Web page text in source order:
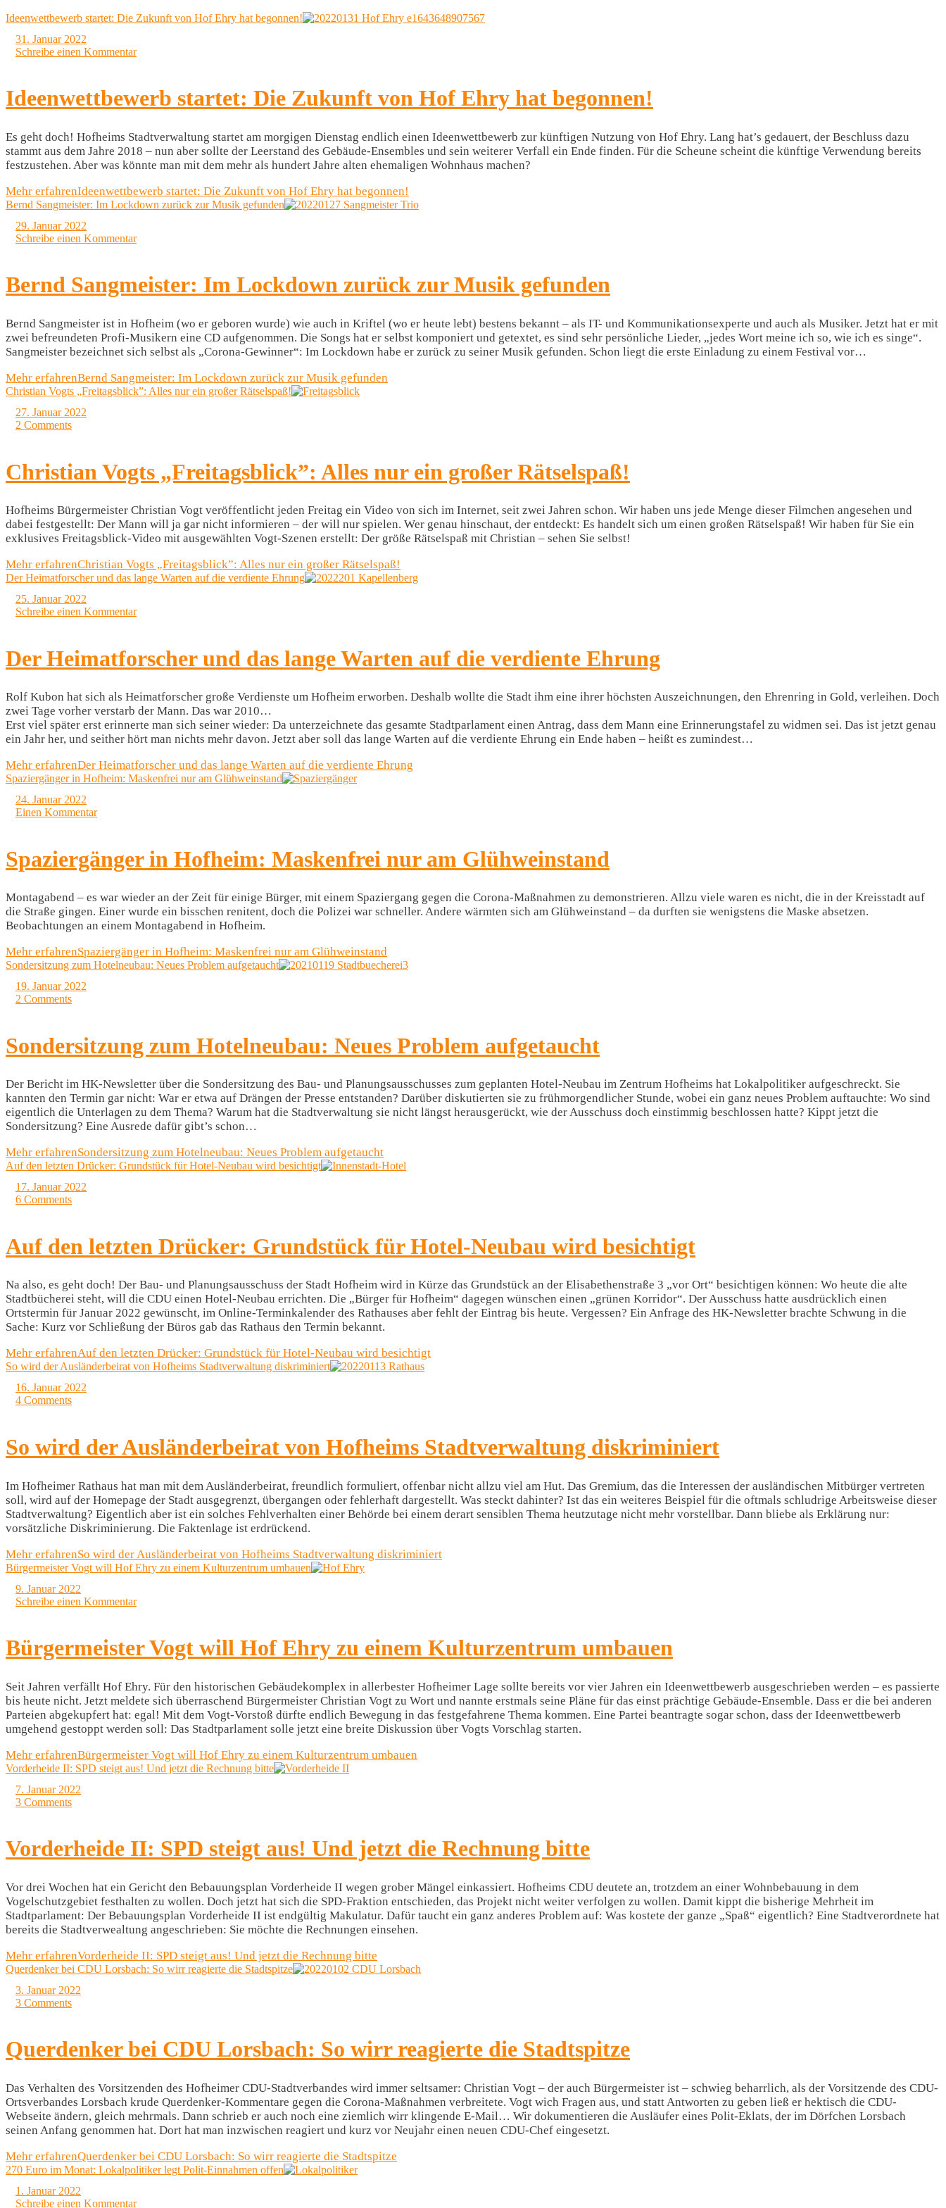
Ideenwettbewerb startet: Die Zukunft von Hof Ehry hat begonnen!
31. Januar 2022
Schreibe einen Kommentar
Ideenwettbewerb startet: Die Zukunft von Hof Ehry hat begonnen!
Es geht doch! Hofheims Stadtverwaltung startet am morgigen Dienstag endlich einen Ideenwettbewerb zur künftigen Nutzung von Hof Ehry. Lang hat’s gedauert, der Beschluss dazu
stammt aus dem Jahre 2018 – nun aber sollte der Leerstand des Gebäude-Ensembles und sein weiterer Verfall ein Ende finden. Für die Scheune scheint die künftige Verwendung bereits
festzustehen. Aber was könnte man mit dem mehr als hundert Jahre alten ehemaligen Wohnhaus machen?
Mehr erfahrenIdeenwettbewerb startet: Die Zukunft von Hof Ehry hat begonnen!
Bernd Sangmeister: Im Lockdown zurück zur Musik gefunden
29. Januar 2022
Schreibe einen Kommentar
Bernd Sangmeister: Im Lockdown zurück zur Musik gefunden
Bernd Sangmeister ist in Hofheim (wo er geboren wurde) wie auch in Kriftel (wo er heute lebt) bestens bekannt – als IT- und Kommunikationsexperte und auch als Musiker. Jetzt hat er mit
zwei befreundeten Profi-Musikern eine CD aufgenommen. Die Songs hat er selbst komponiert und getextet, es sind sehr persönliche Lieder, „jedes Wort meine ich so, wie ich es singe“.
Sangmeister bezeichnet sich selbst als „Corona-Gewinner“: Im Lockdown habe er zurück zu seiner Musik gefunden. Schon liegt die erste Einladung zu einem Festival vor…
Mehr erfahrenBernd Sangmeister: Im Lockdown zurück zur Musik gefunden
Christian Vogts „Freitagsblick”: Alles nur ein großer Rätselspaß!
27. Januar 2022
2 Comments
Christian Vogts „Freitagsblick”: Alles nur ein großer Rätselspaß!
Hofheims Bürgermeister Christian Vogt veröffentlicht jeden Freitag ein Video von sich im Internet, seit zwei Jahren schon. Wir haben uns jede Menge dieser Filmchen angesehen und
dabei festgestellt: Der Mann will ja gar nicht informieren – der will nur spielen. Wer genau hinschaut, der entdeckt: Es handelt sich um einen großen Rätselspaß! Wir haben für Sie ein
exklusives Freitagsblick-Video mit ausgewählten Vogt-Szenen erstellt: Der größe Rätselspaß mit Christian – sehen Sie selbst!
Mehr erfahrenChristian Vogts „Freitagsblick”: Alles nur ein großer Rätselspaß!
Der Heimatforscher und das lange Warten auf die verdiente Ehrung
25. Januar 2022
Schreibe einen Kommentar
Der Heimatforscher und das lange Warten auf die verdiente Ehrung
Rolf Kubon hat sich als Heimatforscher große Verdienste um Hofheim erworben. Deshalb wollte die Stadt ihm eine ihrer höchsten Auszeichnungen, den Ehrenring in Gold, verleihen. Doch
zwei Tage vorher verstarb der Mann. Das war 2010…
Erst viel später erst erinnerte man sich seiner wieder: Da unterzeichnete das gesamte Stadtparlament einen Antrag, dass dem Mann eine Erinnerungstafel zu widmen sei. Das ist jetzt genau
ein Jahr her, und seither hört man nichts mehr davon. Jetzt aber soll das lange Warten auf die verdiente Ehrung ein Ende haben – heißt es zumindest…
Mehr erfahrenDer Heimatforscher und das lange Warten auf die verdiente Ehrung
Spaziergänger in Hofheim: Maskenfrei nur am Glühweinstand
24. Januar 2022
Einen Kommentar
Spaziergänger in Hofheim: Maskenfrei nur am Glühweinstand
Montagabend – es war wieder an der Zeit für einige Bürger, mit einem Spaziergang gegen die Corona-Maßnahmen zu demonstrieren. Allzu viele waren es nicht, die in der Kreisstadt auf
die Straße gingen. Einer wurde ein bisschen renitent, doch die Polizei war schneller. Andere wärmten sich am Glühweinstand – da durften sie wenigstens die Maske absetzen.
Beobachtungen an einem Montagabend in Hofheim.
Mehr erfahrenSpaziergänger in Hofheim: Maskenfrei nur am Glühweinstand
Sondersitzung zum Hotelneubau: Neues Problem aufgetaucht
19. Januar 2022
2 Comments
Sondersitzung zum Hotelneubau: Neues Problem aufgetaucht
Der Bericht im HK-Newsletter über die Sondersitzung des Bau- und Planungsausschusses zum geplanten Hotel-Neubau im Zentrum Hofheims hat Lokalpolitiker aufgeschreckt. Sie
kannten den Termin gar nicht: War er etwa auf Drängen der Presse entstanden? Darüber diskutierten sie zu frühmorgendlicher Stunde, wobei ein ganz neues Problem auftauchte: Wo sind
eigentlich die Unterlagen zu dem Thema? Warum hat die Stadtverwaltung sie nicht längst herausgerückt, wie der Ausschuss doch einstimmig beschlossen hatte? Kippt jetzt die
Sondersitzung? Eine Ausrede dafür gibt’s schon…
Mehr erfahrenSondersitzung zum Hotelneubau: Neues Problem aufgetaucht
Auf den letzten Drücker: Grundstück für Hotel-Neubau wird besichtigt
17. Januar 2022
6 Comments
Auf den letzten Drücker: Grundstück für Hotel-Neubau wird besichtigt
Na also, es geht doch! Der Bau- und Planungsausschuss der Stadt Hofheim wird in Kürze das Grundstück an der Elisabethenstraße 3 „vor Ort“ besichtigen können: Wo heute die alte
Stadtbücherei steht, will die CDU einen Hotel-Neubau errichten. Die „Bürger für Hofheim“ dagegen wünschen einen „grünen Korridor“. Der Ausschuss hatte ausdrücklich einen
Ortstermin für Januar 2022 gewünscht, im Online-Terminkalender des Rathauses aber fehlt der Eintrag bis heute. Vergessen? Ein Anfrage des HK-Newsletter brachte Schwung in die
Sache: Kurz vor Schließung der Büros gab das Rathaus den Termin bekannt.
Mehr erfahrenAuf den letzten Drücker: Grundstück für Hotel-Neubau wird besichtigt
So wird der Ausländerbeirat von Hofheims Stadtverwaltung diskriminiert
16. Januar 2022
4 Comments
So wird der Ausländerbeirat von Hofheims Stadtverwaltung diskriminiert
Im Hofheimer Rathaus hat man mit dem Ausländerbeirat, freundlich formuliert, offenbar nicht allzu viel am Hut. Das Gremium, das die Interessen der ausländischen Mitbürger vertreten
soll, wird auf der Homepage der Stadt ausgegrenzt, übergangen oder fehlerhaft dargestellt. Was steckt dahinter? Ist das ein weiteres Beispiel für die oftmals schludrige Arbeitsweise dieser
Stadtverwaltung? Eigentlich aber ist ein solches Fehlverhalten einer Behörde bei einem derart sensiblen Thema heutzutage nicht mehr vorstellbar. Dann bliebe als Erklärung nur:
vorsätzliche Diskriminierung. Die Faktenlage ist erdrückend.
Mehr erfahrenSo wird der Ausländerbeirat von Hofheims Stadtverwaltung diskriminiert
Bürgermeister Vogt will Hof Ehry zu einem Kulturzentrum umbauen
9. Januar 2022
Schreibe einen Kommentar
Bürgermeister Vogt will Hof Ehry zu einem Kulturzentrum umbauen
Seit Jahren verfällt Hof Ehry. Für den historischen Gebäudekomplex in allerbester Hofheimer Lage sollte bereits vor vier Jahren ein Ideenwettbewerb ausgeschrieben werden – es passierte
bis heute nicht. Jetzt meldete sich überraschend Bürgermeister Christian Vogt zu Wort und nannte erstmals seine Pläne für das einst prächtige Gebäude-Ensemble. Dass er die bei anderen
Parteien abgekupfert hat: egal! Mit dem Vogt-Vorstoß dürfte endlich Bewegung in das festgefahrene Thema kommen. Eine Partei beantragte sogar schon, dass der Ideenwettbewerb
umgehend gestoppt werden soll: Das Stadtparlament solle jetzt eine breite Diskussion über Vogts Vorschlag starten.
Mehr erfahrenBürgermeister Vogt will Hof Ehry zu einem Kulturzentrum umbauen
Vorderheide II: SPD steigt aus! Und jetzt die Rechnung bitte
7. Januar 2022
3 Comments
Vorderheide II: SPD steigt aus! Und jetzt die Rechnung bitte
Vor drei Wochen hat ein Gericht den Bebauungsplan Vorderheide II wegen grober Mängel einkassiert. Hofheims CDU deutete an, trotzdem an einer Wohnbebauung in dem
Vogelschutzgebiet festhalten zu wollen. Doch jetzt hat sich die SPD-Fraktion entschieden, das Projekt nicht weiter verfolgen zu wollen. Damit kippt die bisherige Mehrheit im
Stadtparlament: Der Bebauungsplan Vorderheide II ist endgültig Makulatur. Dafür taucht ein ganz anderes Problem auf: Was kostete der ganze „Spaß“ eigentlich? Eine Stadtverordnete hat
bereits die Stadtverwealtung angeschrieben: Sie möchte die Rechnungen einsehen.
Mehr erfahrenVorderheide II: SPD steigt aus! Und jetzt die Rechnung bitte
Querdenker bei CDU Lorsbach: So wirr reagierte die Stadtspitze
3. Januar 2022
3 Comments
Querdenker bei CDU Lorsbach: So wirr reagierte die Stadtspitze
Das Verhalten des Vorsitzenden des Hofheimer CDU-Stadtverbandes wird immer seltsamer: Christian Vogt – der auch Bürgermeister ist – schwieg beharrlich, als der Vorsitzende des CDU-
Ortsverbandes Lorsbach krude Querdenker-Kommentare gegen die Corona-Maßnahmen verbreitete. Vogt wich Fragen aus, und statt Antworten zu geben ließ er hektisch die CDU-
Webseite ändern, gleich mehrmals. Dann schrieb er auch noch eine ziemlich wirr klingende E-Mail… Wir dokumentieren die Ausläufer eines Polit-Eklats, der im Dörfchen Lorsbach
seinen Anfang genommen hat. Dort hat man inzwischen reagiert und kurz vor Neujahr einen neuen CDU-Chef eingesetzt.
Mehr erfahrenQuerdenker bei CDU Lorsbach: So wirr reagierte die Stadtspitze
270 Euro im Monat: Lokalpolitiker legt Polit-Einnahmen offen
1. Januar 2022
Schreibe einen Kommentar